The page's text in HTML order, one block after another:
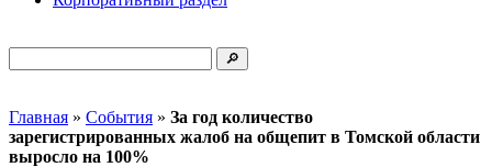
Главная » События » За год количество
зарегистрированных жалоб на общепит в Томской области
выросло на 100%